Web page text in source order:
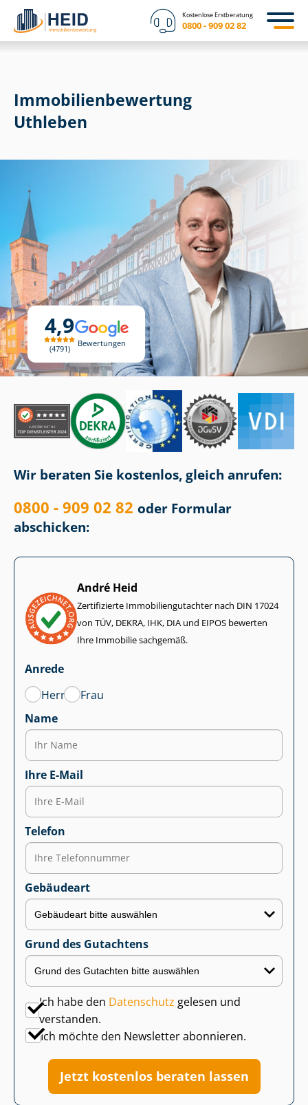
Kostenlose Erstberatung
0800 - 909 02 82
4,9
4791
Bewertungen
Immobilien­bewertung
Uthleben
Wir beraten Sie kostenlos, gleich anrufen:
0800 - 909 02 82 oder Formular
abschicken:
André Heid
Zertifizierte Im­mo­bi­li­en­gut­ach­ter nach DIN 17024
von TÜV, DEKRA, IHK, DIA und EIPOS bewerten
Ihre Immobilie sachgemäß.
Anrede
Herr
Frau
Name
Ihre E-Mail
Telefon
Gebäudeart
Grund des Gutachtens
Ich habe den Datenschutz gelesen und
verstanden.
Ich möchte den Newsletter abonnieren.
Jetzt kostenlos beraten lassen